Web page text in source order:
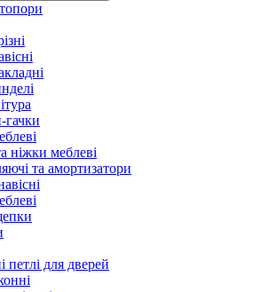
гачки
ніжки меблеві
та амортизатори
петлі для дверей